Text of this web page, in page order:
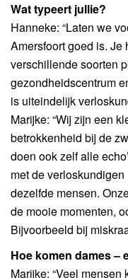
Wat typeert jullie?
Hanneke: “Laten we
Amersfoort goed is. Je
verschillende soorten
gezondheidscentrum
is uiteindelijk
Marijke: “Wij zijn een
betrokkenheid bij de
doen ook zelf alle
met de
dezelfde mensen.
de mooie momenten,
Bijvoorbeeld bij
Hoe komen dames –
Marijke: “Veel